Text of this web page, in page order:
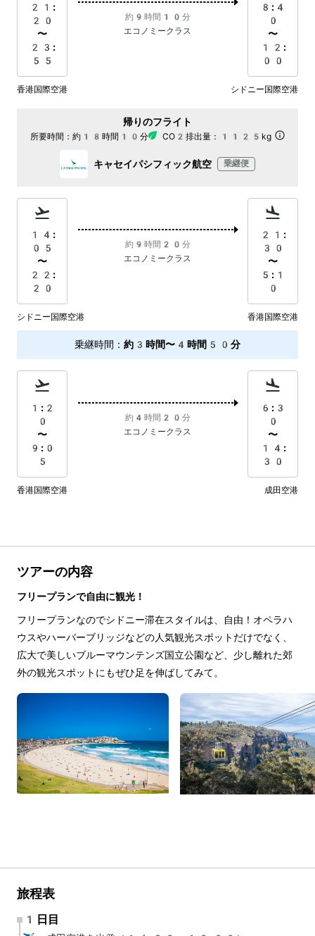
21:
20
〜
23:
55
約9時間10分
エコノミークラス
8:4
0
〜
12:
00
香港国際空港 シドニー国際空港
帰りのフライト
所要時間： 約18時間10分 CO2排出量： 1125kg
キャセイパシフィック航空 乗継便
14:
05
〜
22:
20
約9時間20分
エコノミークラス
21:
30
〜
5:1
0
シドニー国際空港 香港国際空港
乗継時間 ： 約3時間〜4時間50分
1:2
0
〜
9:0
5
約4時間20分
エコノミークラス
6:3
0
〜
14:
30
香港国際空港 成田空港
ツアーの内容
フリープランで自由に観光！
フリープランなのでシドニー滞在スタイルは、自由！オペラハ
ウスやハーバーブリッジなどの人気観光スポットだけでなく、
広大で美しいブルーマウンテンズ国立公園など、少し離れた郊
外の観光スポットにもぜひ足を伸ばしてみて。
旅程表
1日目